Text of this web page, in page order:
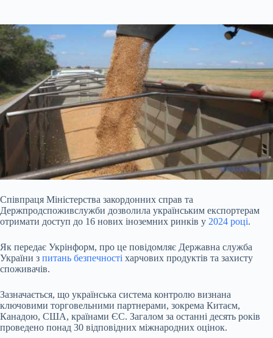
Співпраця Міністерства закордонних справ та
Держпродспоживслужби дозволила українським експортерам
отримати доступ до 16 нових іноземних ринків у 2024 році.
Як передає Укрінформ, про це повідомляє Державна служба
України з питань безпечності харчових продуктів та захисту
споживачів.
Зазначається, що українська система контролю визнана
ключовими торговельними партнерами, зокрема Китаєм,
Канадою, США, країнами ЄС. Загалом за останні десять років
проведено понад 30 відповідних міжнародних оцінок.